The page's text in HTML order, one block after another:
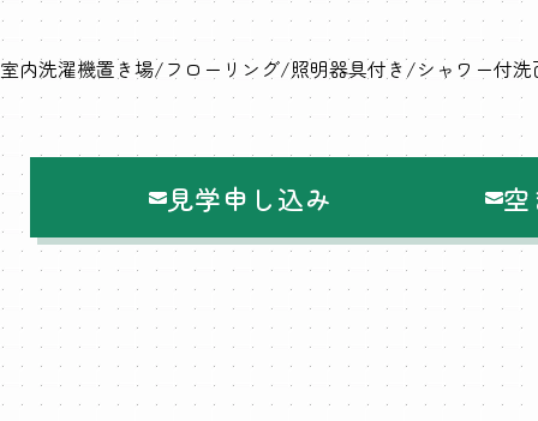
室内洗濯機置き場 フローリング 照明器具付き シャワー付
見学申し込み